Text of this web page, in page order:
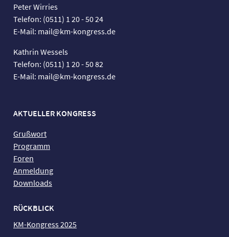
Peter Wirries
Telefon: (0511) 1 20 - 50 24
E-Mail: mail@km-kongress.de
Kathrin Wessels
Telefon: (0511) 1 20 - 50 82
E-Mail: mail@km-kongress.de
AKTUELLER KONGRESS
Grußwort
Programm
Foren
Anmeldung
Downloads
RÜCKBLICK
KM-Kongress 2025